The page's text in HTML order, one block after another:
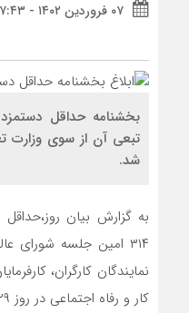
۰۷ فروردین ۱۴۰۲ - ۱۷:۴۳
تبعی آن از سوی وزارت
شد.
۳۱۴ امین جلسه شورای
نمایندگان کارگران،